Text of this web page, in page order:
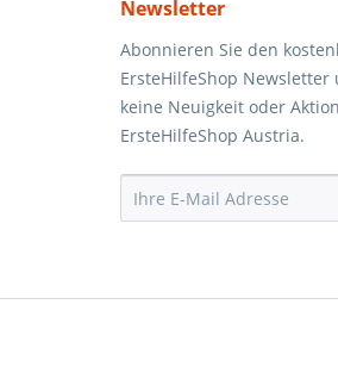
Newsletter
Abonnieren Sie den
ErsteHilfeShop Newsletter
keine Neuigkeit oder
ErsteHilfeShop Austria.